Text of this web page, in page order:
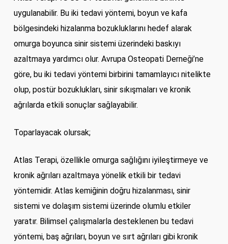
uygulanabilir. Bu iki tedavi yöntemi, boyun ve kafa
bölgesindeki hizalanma bozukluklarını hedef alarak
omurga boyunca sinir sistemi üzerindeki baskıyı
azaltmaya yardımcı olur. Avrupa Osteopati Derneği’ne
göre, bu iki tedavi yöntemi birbirini tamamlayıcı nitelikte
olup, postür bozuklukları, sinir sıkışmaları ve kronik
ağrılarda etkili sonuçlar sağlayabilir.
Toparlayacak olursak;
Atlas Terapi, özellikle omurga sağlığını iyileştirmeye ve
kronik ağrıları azaltmaya yönelik etkili bir tedavi
yöntemidir. Atlas kemiğinin doğru hizalanması, sinir
sistemi ve dolaşım sistemi üzerinde olumlu etkiler
yaratır. Bilimsel çalışmalarla desteklenen bu tedavi
yöntemi, baş ağrıları, boyun ve sırt ağrıları gibi kronik